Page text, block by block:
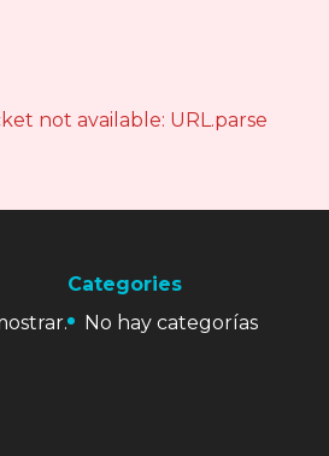
not available: URL.parse is
Categories
No hay categorías